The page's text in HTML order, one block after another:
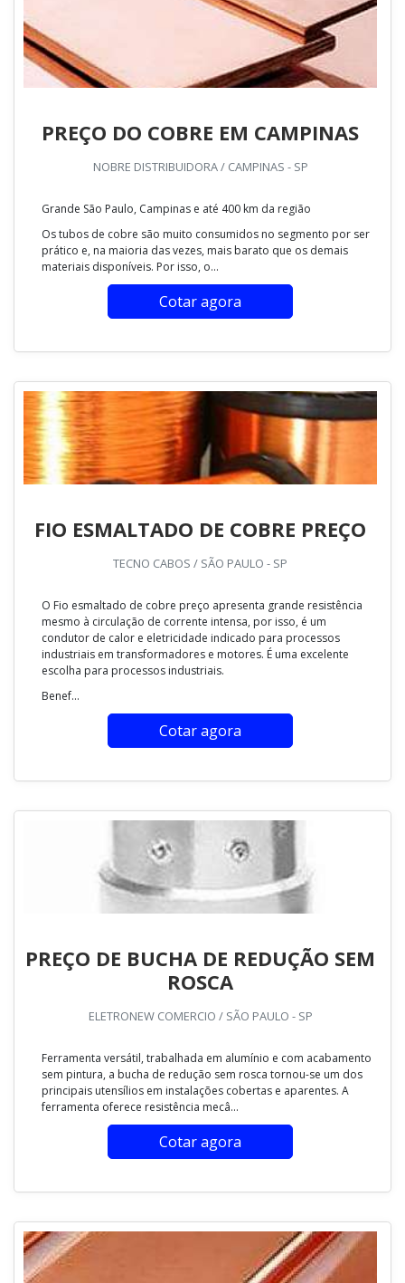
PREÇO DO COBRE EM CAMPINAS
NOBRE DISTRIBUIDORA / CAMPINAS - SP
Grande São Paulo, Campinas e até 400 km da região
Os tubos de cobre são muito consumidos no segmento por ser
prático e, na maioria das vezes, mais barato que os demais
materiais disponíveis. Por isso, o...
Cotar agora
FIO ESMALTADO DE COBRE PREÇO
TECNO CABOS / SÃO PAULO - SP
O Fio esmaltado de cobre preço apresenta grande resistência
mesmo à circulação de corrente intensa, por isso, é um
condutor de calor e eletricidade indicado para processos
industriais em transformadores e motores. É uma excelente
escolha para processos industriais.
Benef...
Cotar agora
PREÇO DE BUCHA DE REDUÇÃO SEM
ROSCA
ELETRONEW COMERCIO / SÃO PAULO - SP
Ferramenta versátil, trabalhada em alumínio e com acabamento
sem pintura, a bucha de redução sem rosca tornou-se um dos
principais utensílios em instalações cobertas e aparentes. A
ferramenta oferece resistência mecâ...
Cotar agora